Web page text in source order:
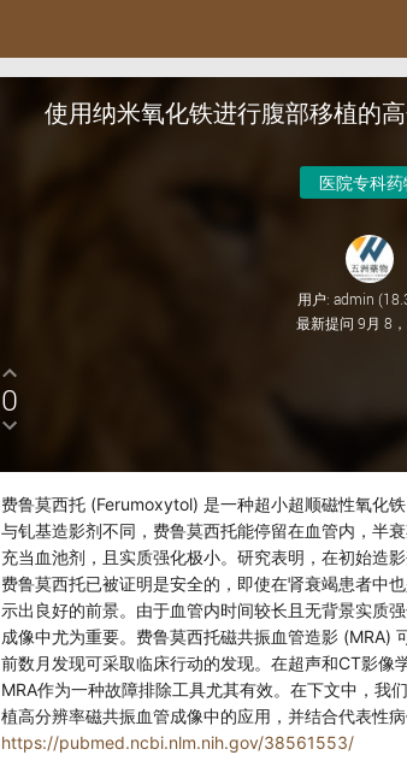
使用纳米氧化铁进行腹部移植的
医院专科药
用户: admin (
最新提问 9月 8
0
费鲁莫西托 (Ferumoxytol) 是一种超小超顺磁性氧化
与钆基造影剂不同，费鲁莫西托能停留在血管内，半
充当血池剂，且实质强化极小。研究表明，在初始造
费鲁莫西托已被证明是安全的，即使在肾衰竭患者中
示出良好的前景。由于血管内时间较长且无背景实质
成像中尤为重要。费鲁莫西托磁共振血管造影 (MRA)
前数月发现可采取临床行动的发现。在超声和CT影
MRA作为一种故障排除工具尤其有效。在下文中，我
植高分辨率磁共振血管成像中的应用，并结合代表性病
https://pubmed.ncbi.nlm.nih.gov/38561553/